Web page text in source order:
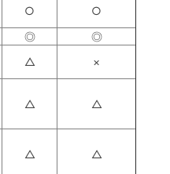
○
○
◎
◎
△
×
△ △
△ △